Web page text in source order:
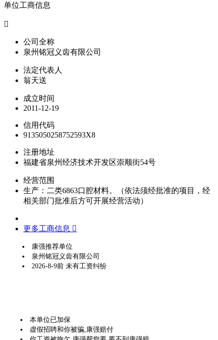
单位工商信息

公司全称
泉州铭冠义齿有限公司
法定代表人
翁天送
成立时间
2011-12-19
信用代码
9135050258752593X8
注册地址
福建省泉州经济技术开发区崇顺街54号
经营范围
生产：二类6863口腔材料。（依法须经批准的项目，经
相关部门批准后方可开展经营活动）
更多工商信息 
康强推荐单位
泉州铭冠义齿有限公司
2026-8-9前 未有工资纠纷
本单位已加保
虚假招聘和你被骗,康强赔付